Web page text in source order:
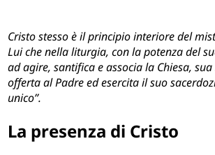
Cristo stesso è il principio interiore del
Lui che nella liturgia, con la potenza del
ad agire, santifica e associa la Chiesa,
offerta al Padre ed esercita il suo
unico”.
La presenza di Cristo